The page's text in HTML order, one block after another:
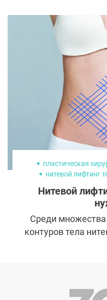
пластике: от
принятия и
обращений к
пластическая
нитевой лифтинг
Нитевой
Среди множества
контуров тела
Однако и